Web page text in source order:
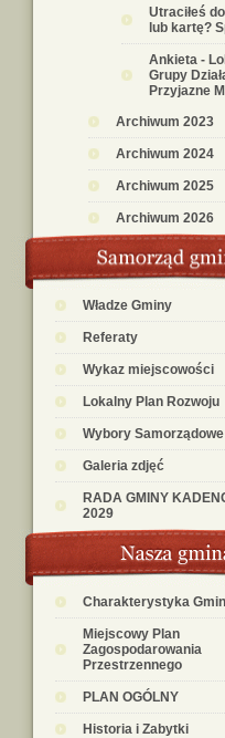
Utraciłeś
lub kartę?
Ankieta -
Grupy
Przyjazne
Archiwum 2023
Archiwum 2024
Archiwum 2025
Archiwum 2026
Władze Gminy
Referaty
Wykaz miejscowości
Lokalny Plan Rozwoju
Wybory Samorządowe
Galeria zdjęć
RADA GMINY
2029
Charakterystyka
Miejscowy Plan
Zagospodarowania
Przestrzennego
PLAN OGÓLNY
Historia i Zabytki